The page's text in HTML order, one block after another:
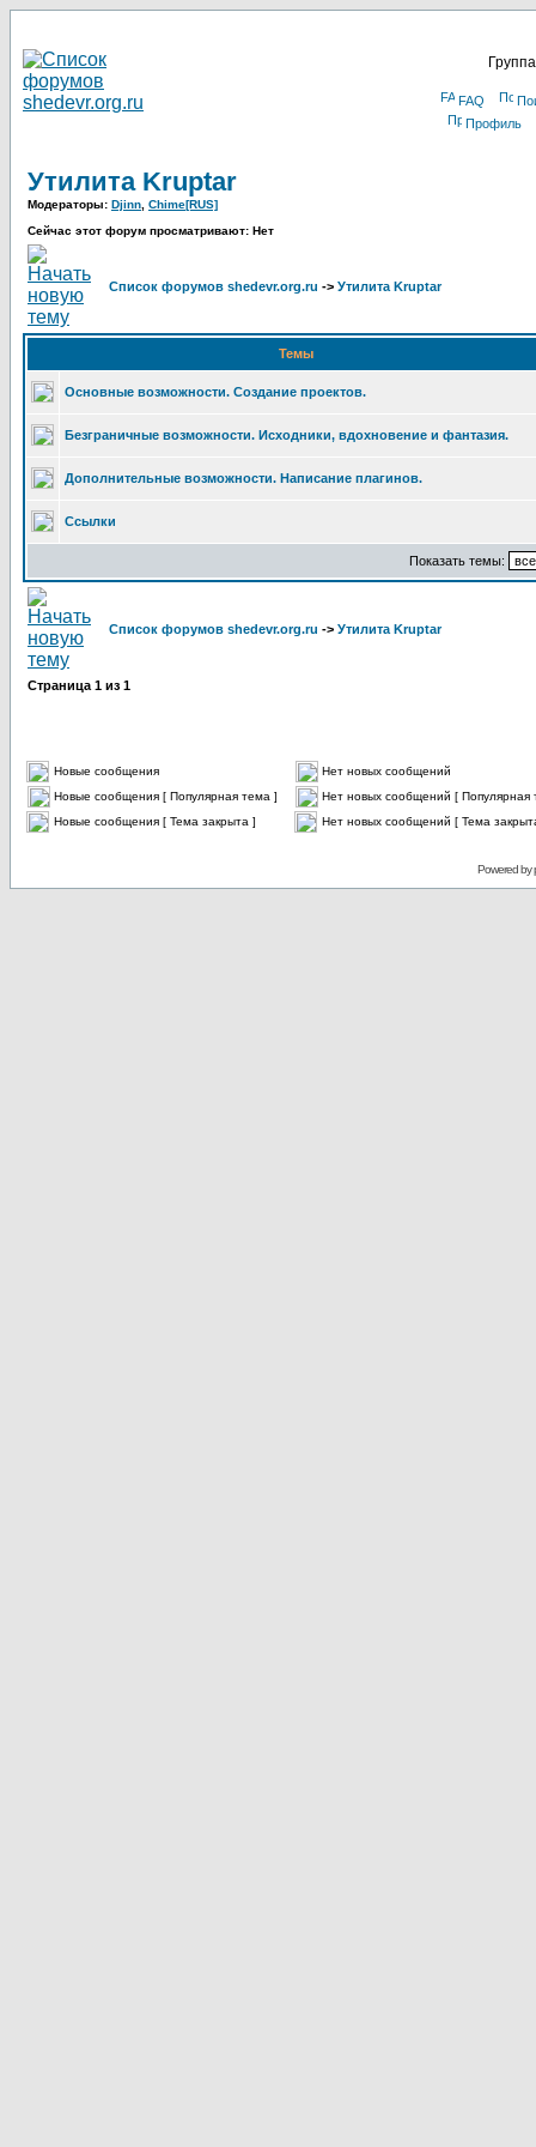
FAQ
Профиль
Утилита Kruptar
Модераторы: Djinn Chime[RUS]
Сейчас этот форум просматривают: Нет
Список форумов shedevr.org.ru -> Утилита Kruptar
Темы
Основные возможности. Создание проектов.
Безграничные возможности. Исходники, вдохновение и фантазия.
Дополнительные возможности. Написание плагинов.
Ссылки
Показать темы:
Список форумов shedevr.org.ru -> Утилита Kruptar
Страница 1 из 1
Новые сообщения
Нет новых сообщений
Новые сообщения [ Популярная тема ]
Нет новых сообщений [ Популярная
Новые сообщения [ Тема закрыта ]
Нет новых сообщений [ Тема
Powered by